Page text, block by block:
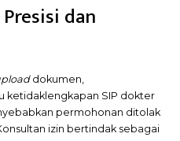
dan
dokumen,
ketidaklengkapan SIP dokter
permohonan ditolak
izin bertindak sebagai